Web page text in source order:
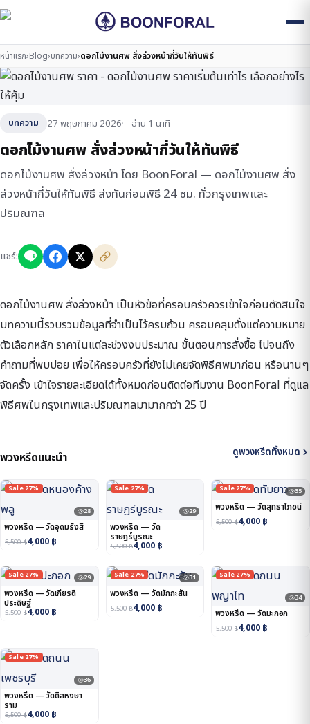
หน้าแรก›Blog›บทความ›ดอกไม้งานศพ สั่งล่วงหน้ากี่วันให้ทันพิธี
บทความ 27 พฤษภาคม 2026 อ่าน 1 นาที
ดอกไม้งานศพ สั่งล่วงหน้ากี่วันให้ทันพิธี
ดอกไม้งานศพ สั่งล่วงหน้า โดย BoonForal — ดอกไม้งานศพ สั่ง
ล่วงหน้ากี่วันให้ทันพิธี ส่งทันก่อนพิธี 24 ชม. ทั่วกรุงเทพและ
ปริมณฑล
แชร์:
ดอกไม้งานศพ สั่งล่วงหน้า เป็นหัวข้อที่ครอบครัวควรเข้าใจก่อนตัดสินใจ
บทความนี้รวบรวมข้อมูลที่จำเป็นไว้ครบถ้วน ครอบคลุมตั้งแต่ความหมาย
ตัวเลือกหลัก ราคาในแต่ละช่วงงบประมาณ ขั้นตอนการสั่งซื้อ ไปจนถึง
คำถามที่พบบ่อย เพื่อให้ครอบครัวที่ยังไม่เคยจัดพิธีศพมาก่อน หรือนานๆ
จัดครั้ง เข้าใจรายละเอียดได้ทั้งหมดก่อนติดต่อทีมงาน BoonForal ที่ดูแล
พิธีศพในกรุงเทพและปริมณฑลมามากกว่า 25 ปี
พวงหรีดแนะนำ ดูพวงหรีดทั้งหมด
Sale 27%
28
พวงหรีด — วัดอุดมรังสี
5,500฿4,000 ฿
Sale 27%
29
พวงหรีด — วัด
ราษฎร์บูรณะ
5,500฿4,000 ฿
Sale 27% 35
พวงหรีด — วัดสุทธาโภชน์
5,500฿4,000 ฿
Sale 27% 29
พวงหรีด — วัดเกียรติ
ประดิษฐ์
5,500฿4,000 ฿
Sale 27% 31
พวงหรีด — วัดมักกะสัน
5,500฿4,000 ฿
Sale 27%
34
พวงหรีด — วัดมะกอก
5,500฿4,000 ฿
Sale 27%
36
พวงหรีด — วัดดิสหงษา
ราม
5,500฿4,000 ฿